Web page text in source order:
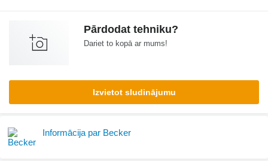
Pārdodat tehniku?
Dariet to kopā ar mums!
Izvietot sludinājumu
Informācija par Becker